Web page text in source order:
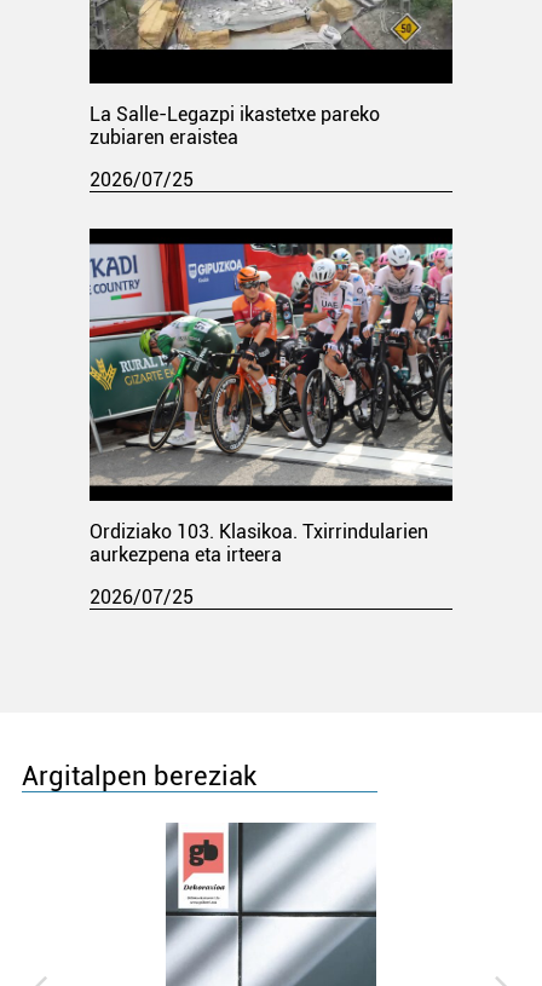
La Salle-Legazpi ikastetxe pareko
zubiaren eraistea
2026/07/25
Ordiziako 103. Klasikoa. Txirrindularien
aurkezpena eta irteera
2026/07/25
Argitalpen bereziak